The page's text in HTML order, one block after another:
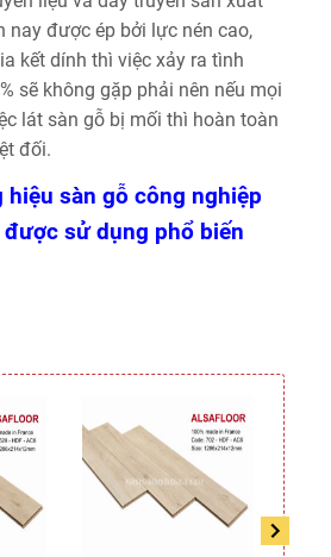
nay được ép bởi lực nén cao,
kết dính thì việc xảy ra tình
sẽ không gặp phải nên nếu mọi
lát sàn gỗ bị mối thì hoàn toàn
đối.
hiệu sàn gỗ công nghiệp
sử dụng phổ biến